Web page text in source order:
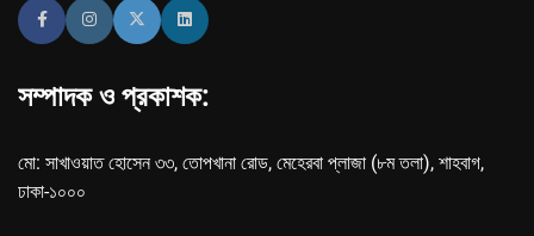
সম্পাদক ও প্রকাশক:
মো: সাখাওয়াত হোসেন ৩৩, তোপখানা রোড, মেহেরবা প্লাজা (৮ম তলা), শাহবাগ,
ঢাকা-১০০০